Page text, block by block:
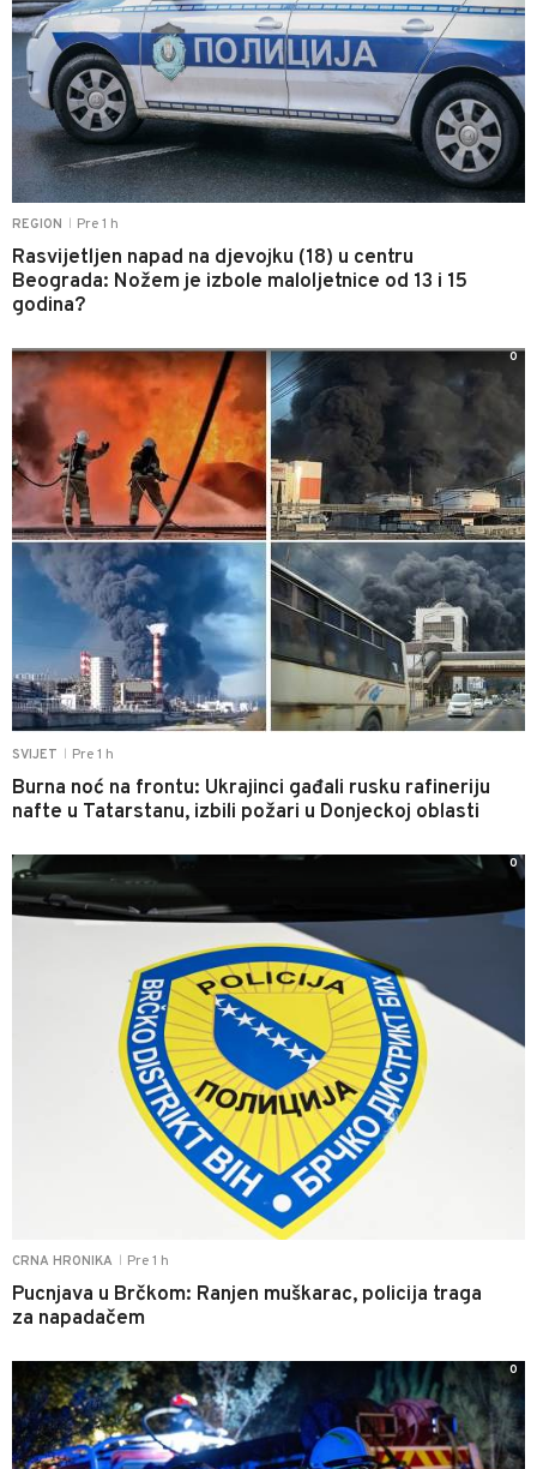
REGION Pre 1 h
Rasvijetljen napad na djevojku (18) u centru
Beograda: Nožem je izbole maloljetnice od 13 i 15
godina?
SVIJET Pre 1 h
Burna noć na frontu: Ukrajinci gađali rusku rafineriju
nafte u Tatarstanu, izbili požari u Donjeckoj oblasti
0
CRNA HRONIKA Pre 1 h
Pucnjava u Brčkom: Ranjen muškarac, policija traga
za napadačem
0
0